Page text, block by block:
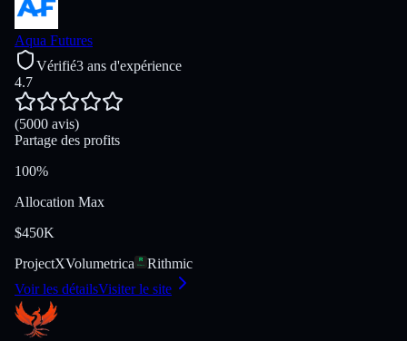
Aqua Futures
Vérifié3 ans d'expérience
4.7
(5000 avis)
Partage des profits
100%
Allocation Max
$450K
ProjectXVolumetrica
Rithmic
Voir les détailsVisiter le site